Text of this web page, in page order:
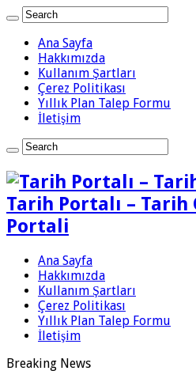
Ana Sayfa
Hakkımızda
Kullanım Şartları
Çerez Politikası
Yıllık Plan Talep Formu
İletişim
Tarih Portalı –
Portali
Ana Sayfa
Hakkımızda
Kullanım Şartları
Çerez Politikası
Yıllık Plan Talep Formu
İletişim
Breaking News